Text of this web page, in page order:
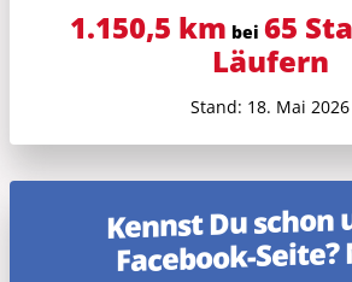
1.150,5 km bei 65
Läufern
Stand: 18. Mai 2026
Kennst Du schon
Facebook-Seite?